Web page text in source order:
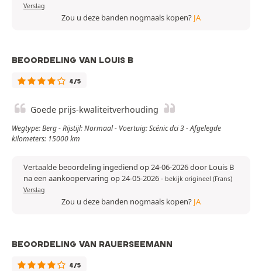
Verslag
Zou u deze banden nogmaals kopen? JA
BEOORDELING VAN LOUIS B
4/5
Goede prijs-kwaliteitverhouding
Wegtype: Berg - Rijstijl: Normaal - Voertuig: Scénic dci 3 - Afgelegde
kilometers: 15000 km
Vertaalde beoordeling ingediend op 24-06-2026 door Louis B
na een aankoopervaring op 24-05-2026- bekijk origineel (Frans)
Verslag
Zou u deze banden nogmaals kopen? JA
BEOORDELING VAN RAUERSEEMANN
4/5